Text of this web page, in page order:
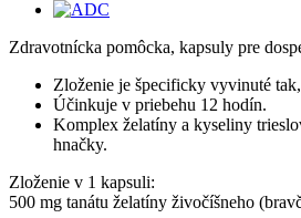
Zdravotnícka pomôcka, kapsuly pre
Zloženie je špecificky vyvinuté
Účinkuje v priebehu 12 hodín.
Komplex želatíny a kyseliny
hnačky.
Zloženie v 1 kapsuli:
500 mg tanátu želatíny živočíšneho